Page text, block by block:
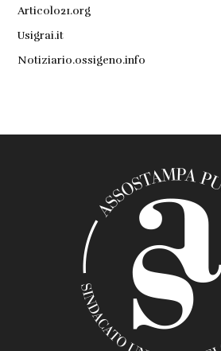
Articolo21.org
Usigrai.it
Notiziario.ossigeno.info